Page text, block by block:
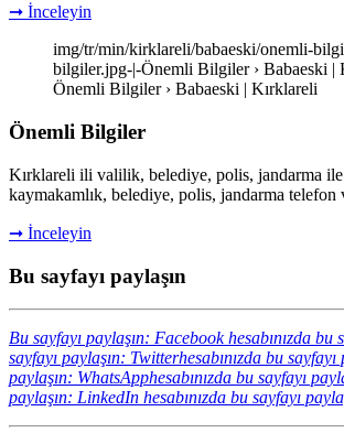
➞ İnceleyin
img/tr/min/kirklareli/babaeski/onemli-
bilgiler.jpg-|-Önemli Bilgiler › Babaeski |
Önemli Bilgiler › Babaeski | Kırklareli
Önemli Bilgiler
Kırklareli ili valilik, belediye, polis, jandarma
kaymakamlık, belediye, polis, jandarma
➞ İnceleyin
Bu sayfayı paylaşın
Bu sayfayı paylaşın: Facebook hesabınızda bu
sayfayı paylaşın: Twitterhesabınızda bu sayfayı
paylaşın: WhatsApphesabınızda bu sayfayı
paylaşın: LinkedIn hesabınızda bu sayfayı